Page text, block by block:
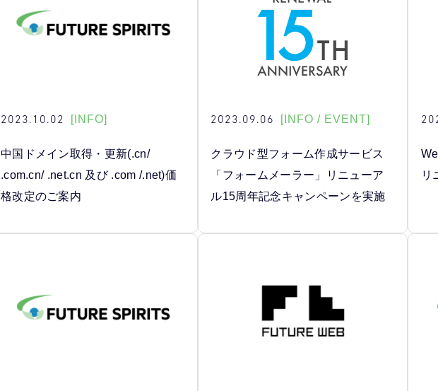
2023.10.02 [INFO]
中国ドメイン取得・更新(.cn/
.com.cn/ .net.cn 及び .com /.net)価
格改定のご案内
2023.09.06 [INFO / EVENT]
クラウド型フォーム作成サービス
「フォームメーラー」リニューア
ル15周年記念キャンペーンを実施
リ